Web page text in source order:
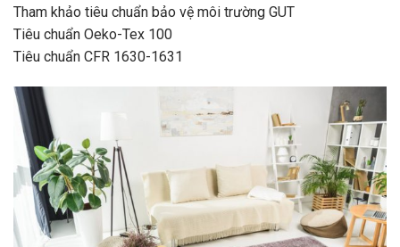
Tham khảo tiêu chuẩn bảo vệ môi trường GUT
Tiêu chuẩn Oeko-Tex 100
Tiêu chuẩn CFR 1630-1631